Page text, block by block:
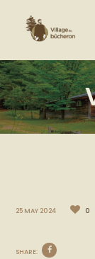
25 MAY 2024 0
SHARE: